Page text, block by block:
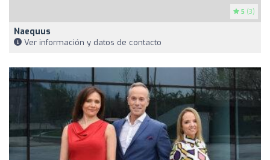
5 (3)
Naequus
Ver información y datos de contacto